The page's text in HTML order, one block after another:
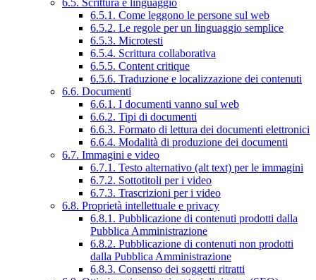
6.5.1. Come leggono le persone sul web
6.5.2. Le regole per un linguaggio semplice
6.5.3. Microtesti
6.5.4. Scrittura collaborativa
6.5.5. Content critique
6.5.6. Traduzione e localizzazione dei contenuti
6.6. Documenti
6.6.1. I documenti vanno sul web
6.6.2. Tipi di documenti
6.6.3. Formato di lettura dei documenti elettronici
6.6.4. Modalità di produzione dei documenti
6.7. Immagini e video
6.7.1. Testo alternativo (alt text) per le immagini
6.7.2. Sottotitoli per i video
6.7.3. Trascrizioni per i video
6.8. Proprietà intellettuale e privacy
6.8.1. Pubblicazione di contenuti prodotti dalla
Pubblica Amministrazione
6.8.2. Pubblicazione di contenuti non prodotti
dalla Pubblica Amministrazione
6.8.3. Consenso dei soggetti ritratti